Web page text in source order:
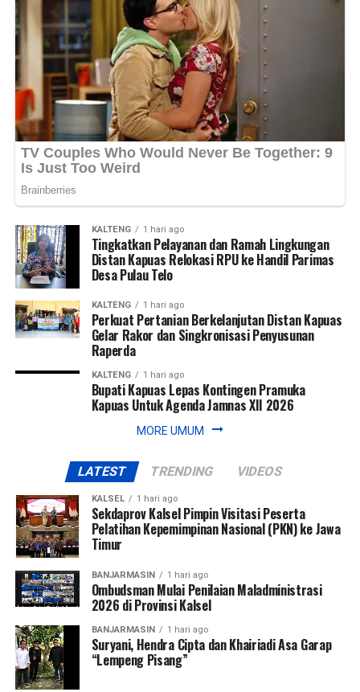
meningkatkan kewaspadaan mengamankan rumah dan
kendaraan serta segera melapor apabila mengetahui
adanya tindak kejahatan di lingkungan sekitar. (Ujg/SB)
Views: 25
Bagikan ke
WhatsApp 0 Facebook 0
ketertiban dan mempercepat pembangunan yang
berkelanjutan di Kabupaten Kapuas maupun Kalimantan
Tengah,” ujarnya. (Ujg/SB)
Views: 35
Bagikan ke
WhatsApp 0 Facebook 0
KALTENG 1 hari ago
Tingkatkan Pelayanan dan Ramah Lingkungan
Distan Kapuas Relokasi RPU ke Handil Parimas
Desa Pulau Telo
KALTENG 1 hari ago
Perkuat Pertanian Berkelanjutan Distan Kapuas
Gelar Rakor dan Singkronisasi Penyusunan
Raperda
KALTENG 1 hari ago
Bupati Kapuas Lepas Kontingen Pramuka
Kapuas Untuk Agenda Jamnas XII 2026
MORE UMUM
LATEST TRENDING VIDEOS
KALSEL 1 hari ago
Sekdaprov Kalsel Pimpin Visitasi Peserta
Pelatihan Kepemimpinan Nasional (PKN) ke Jawa
Timur
BANJARMASIN 1 hari ago
Ombudsman Mulai Penilaian Maladministrasi
2026 di Provinsi Kalsel
BANJARMASIN 1 hari ago
Suryani, Hendra Cipta dan Khairiadi Asa Garap
“Lempeng Pisang”